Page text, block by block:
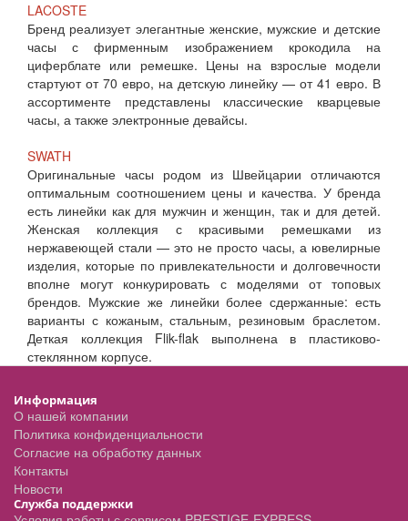
LACOSTE
Бренд реализует элегантные женские, мужские и детские
часы с фирменным изображением крокодила на
циферблате или ремешке. Цены на взрослые модели
стартуют от 70 евро, на детскую линейку — от 41 евро. В
ассортименте представлены классические кварцевые
часы, а также электронные девайсы.
SWATH
Оригинальные часы родом из Швейцарии отличаются
оптимальным соотношением цены и качества. У бренда
есть линейки как для мужчин и женщин, так и для детей.
Женская коллекция с красивыми ремешками из
нержавеющей стали — это не просто часы, а ювелирные
изделия, которые по привлекательности и долговечности
вполне могут конкурировать с моделями от топовых
брендов. Мужские же линейки более сдержанные: есть
варианты с кожаным, стальным, резиновым браслетом.
Деткая коллекция Flik-flak выполнена в пластиково-
стеклянном корпусе.
Информация
О нашей компании
Политика конфиденциальности
Согласие на обработку данных
Контакты
Новости
Служба поддержки